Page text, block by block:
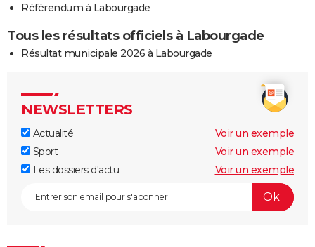
Référendum à Labourgade
Tous les résultats officiels à Labourgade
Résultat municipale 2026 à Labourgade
NEWSLETTERS
Actualité
Voir un exemple
Sport
Voir un exemple
Les dossiers d'actu
Voir un exemple